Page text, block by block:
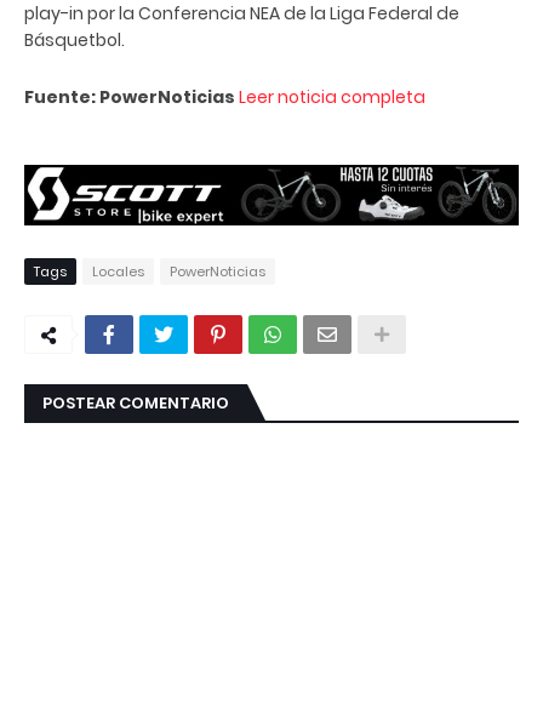
play-in por la Conferencia NEA de la Liga Federal de
Básquetbol.
Fuente: PowerNoticias Leer noticia completa
Tags Locales PowerNoticias
POSTEAR COMENTARIO